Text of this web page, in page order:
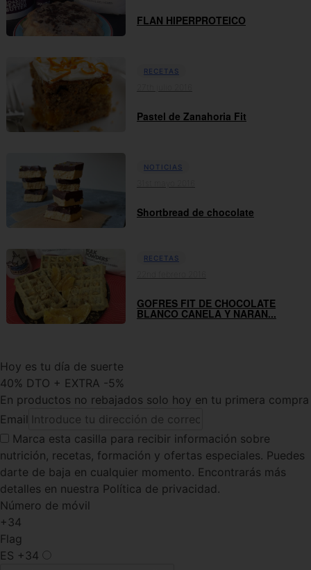
FLAN HIPERPROTEICO
RECETAS
Pastel de Zanahoria Fit
NOTICIAS
Shortbread de chocolate
RECETAS
GOFRES FIT DE CHOCOLATE
BLANCO CANELA Y NARAN...
Hoy es tu día de suerte
40% DTO + EXTRA -5%
En productos no rebajados solo hoy en tu primera compra
Email
Marca esta casilla para recibir información sobre
nutrición, recetas, formación y ofertas especiales. Puedes
darte de baja en cualquier momento. Encontrarás más
detalles en nuestra Política de privacidad.
Número de móvil
+34
Flag
ES +34